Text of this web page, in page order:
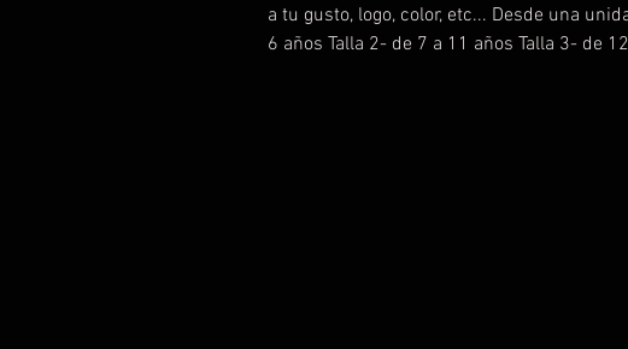
a tu gusto, logo, color, etc... Desde una
6 años Talla 2- de 7 a 11 años Talla 3- de